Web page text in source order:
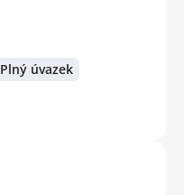
Plný úvazek